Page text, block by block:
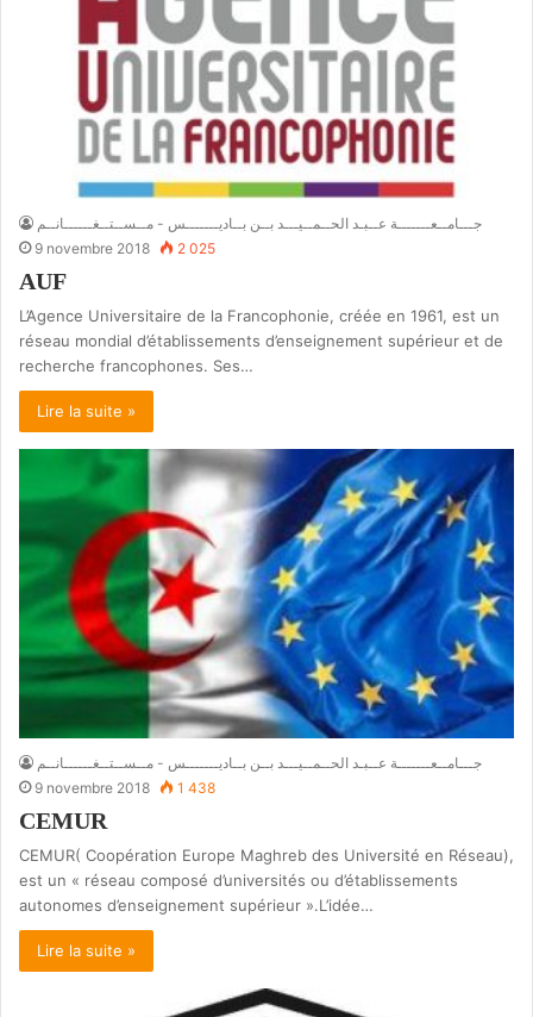
جـــامــعـــــــة عــبـد الحــمــيـــد بــن بــاديـــــــس - مــســتــغــــــانــم
9 novembre 2018
2 025
AUF
L’Agence Universitaire de la Francophonie, créée en 1961, est un
réseau mondial d’établissements d’enseignement supérieur et de
recherche francophones. Ses…
Lire la suite »
جـــامــعـــــــة عــبـد الحــمــيـــد بــن بــاديـــــــس - مــســتــغــــــانــم
9 novembre 2018
1 438
CEMUR
CEMUR( Coopération Europe Maghreb des Université en Réseau),
est un « réseau composé d’universités ou d’établissements
autonomes d’enseignement supérieur ».L’idée…
Lire la suite »